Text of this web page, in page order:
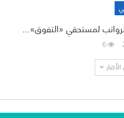
لمستحقي «التفوق»…
6